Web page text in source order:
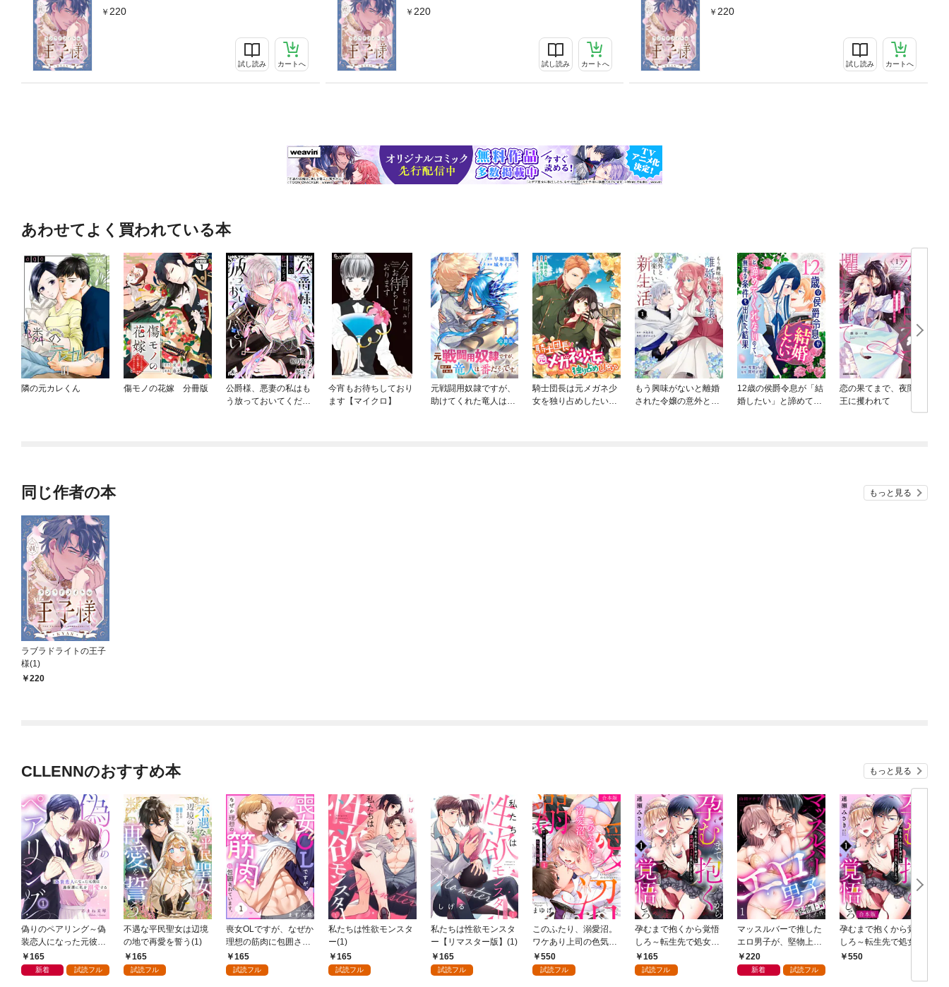
220
試し読み カートへ
220
試し読み カートへ
220
試し読み カートへ
あわせてよく買われている本
隣の元カレくん 傷モノの花嫁 分冊版
公爵様、悪妻の私はも
う放っておいてくださ
今宵もお待ちしており
ます【マイクロ】
元戦闘用奴隷ですが、
助けてくれた竜人は番
騎士団長は元メガネ少
女を独り占めしたい
もう興味がないと離婚
された令嬢の意外と楽
12歳の侯爵令息が「結
婚したい」と諦めてく
恋の果てまで、夜闇の
王に攫われて
同じ作者の本 もっと見る
ラブラドライトの王子
様(1)
220
CLLENNのおすすめ本 もっと見る
偽りのペアリング～偽
装恋人になった元彼は
過保護に私を溺愛する
～(1)
165
新着 試読フル
不遇な平民聖女は辺境
の地で再愛を誓う(1)
165
試読フル
喪女OLですが、なぜか
理想の筋肉に包囲され
ています。(1)
165
試読フル
私たちは性欲モンスタ
ー(1)
165
試読フル
私たちは性欲モンスタ
ー【リマスター版】(1)
165
試読フル
このふたり、溺愛沼。
ワケあり上司の色気に
酔う夜【合本版】(1)
550
試読フル
孕むまで抱くから覚悟
しろ～転生先で処女を
捧げたら溺愛Hルート
に突入しました！？～
165
試読フル
マッスルバーで推した
エロ男子が、堅物上司
だった件。(1)
220
新着 試読フル
孕むまで抱くから覚悟
しろ～転生先で処女を
捧げたら溺愛Hルート
550